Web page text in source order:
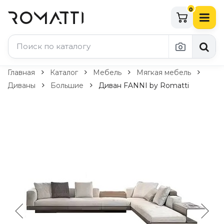
0
Каталог Romatti
Торшеры
Технический свет
Уличное освещение
Комплектующие
Главная Каталог Мебель
Мягкая мебель
Диваны
Большие Диван FANNI by Romatti